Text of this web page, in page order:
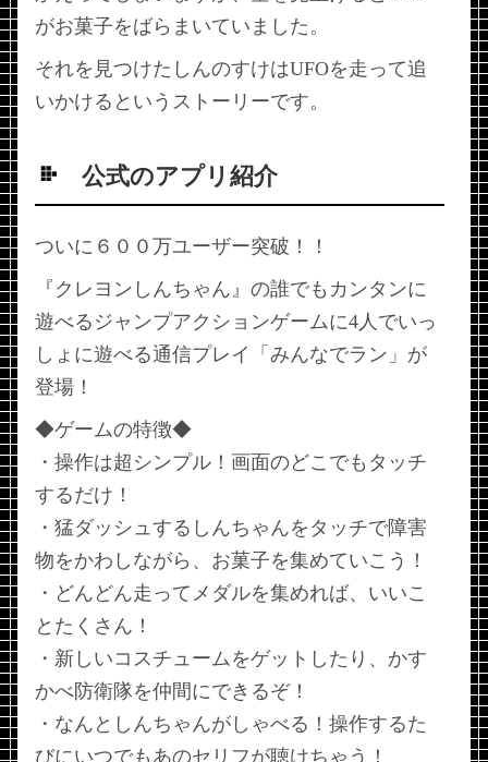
がお菓子をばらまいていました。
それを見つけたしんのすけはUFOを走って追
いかけるというストーリーです。
公式のアプリ紹介
ついに６００万ユーザー突破！！
『クレヨンしんちゃん』の誰でもカンタンに
遊べるジャンプアクションゲームに4人でいっ
しょに遊べる通信プレイ「みんなでラン」が
登場！
◆ゲームの特徴◆
・操作は超シンプル！画面のどこでもタッチ
するだけ！
・猛ダッシュするしんちゃんをタッチで障害
物をかわしながら、お菓子を集めていこう！
・どんどん走ってメダルを集めれば、いいこ
とたくさん！
・新しいコスチュームをゲットしたり、かす
かべ防衛隊を仲間にできるぞ！
・なんとしんちゃんがしゃべる！操作するた
びにいつでもあのセリフが聴けちゃう！